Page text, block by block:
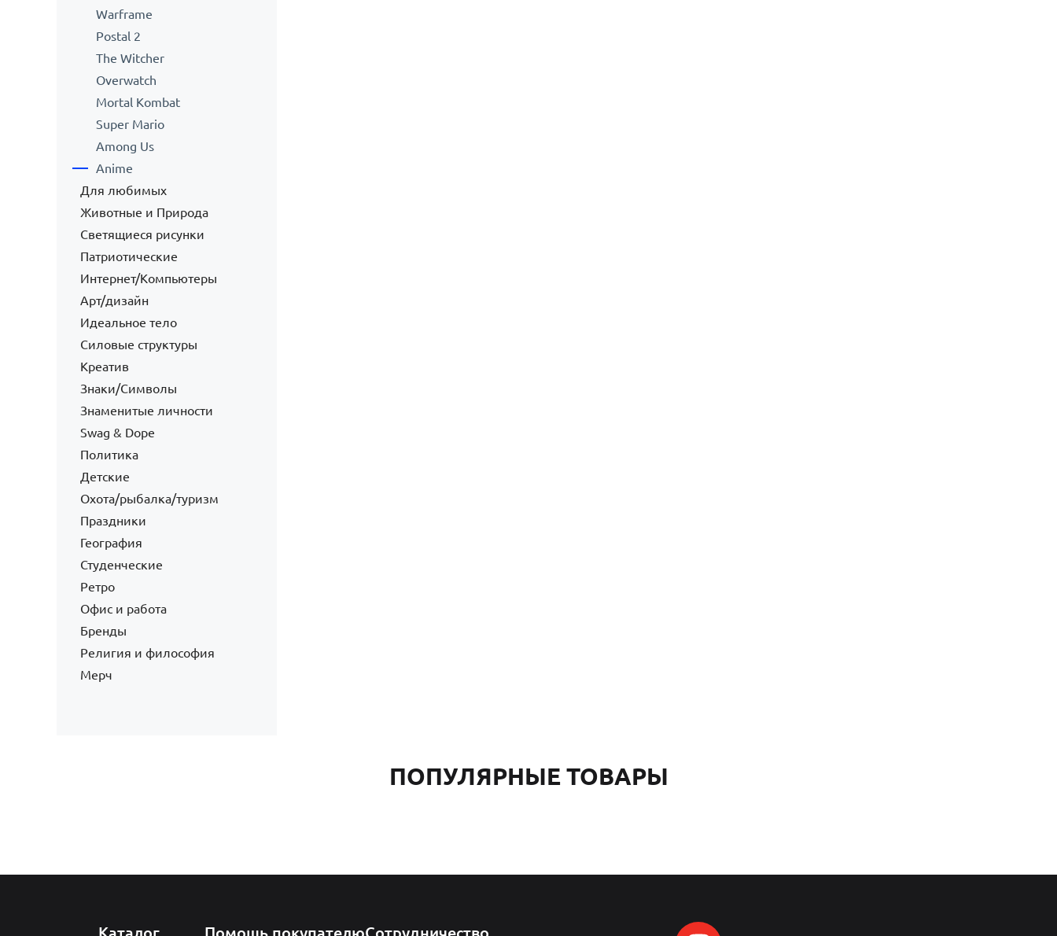
Warframe
Postal 2
The Witcher
Overwatch
Mortal Kombat
Super Mario
Among Us
Anime
Для любимых
Животные и Природа
Светящиеся рисунки
Патриотические
Интернет/Компьютеры
Арт/дизайн
Идеальное тело
Силовые структуры
Креатив
Знаки/Символы
Знаменитые личности
Swag & Dope
Политика
Детские
Охота/рыбалка/туризм
Праздники
География
Студенческие
Ретро
Офис и работа
Бренды
Религия и философия
Мерч
ПОПУЛЯРНЫЕ ТОВАРЫ